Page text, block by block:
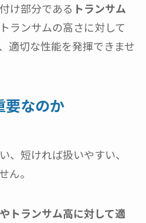
け部分である トランサム
ランサムの高さに対して
適切な性能を発揮できませ
要なのか
、短ければ扱いやすい、
ん。
トランサム高に対して適